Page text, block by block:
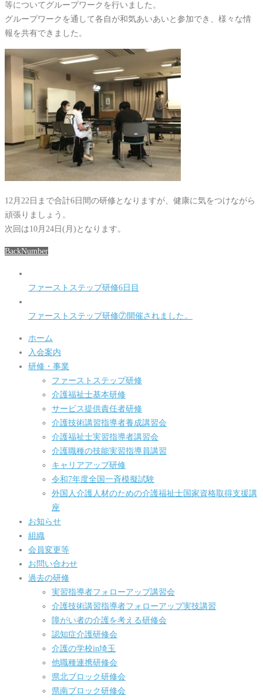
等についてグループワークを行いました。
グループワークを通して各自が和気あいあいと参加でき、様々な情
報を共有できました。
12月22日まで合計6日間の研修となりますが、健康に気をつけながら
頑張りましょう。
次回は10月24日(月)となります。
BackNumber
ファーストステップ研修6日目
ファーストステップ研修⑦開催されました。
ホーム
入会案内
研修・事業
ファーストステップ研修
介護福祉士基本研修
サービス提供責任者研修
介護技術講習指導者養成講習会
介護福祉士実習指導者講習会
介護職種の技能実習指導員講習
キャリアアップ研修
令和7年度全国一斉模擬試験
外国人介護人材のための介護福祉士国家資格取得支援講
座
お知らせ
組織
会員変更等
お問い合わせ
過去の研修
実習指導者フォローアップ講習会
介護技術講習指導者フォローアップ実技講習
障がい者の介護を考える研修会
認知症介護研修会
介護の学校in埼玉
他職種連携研修会
県北ブロック研修会
県南ブロック研修会